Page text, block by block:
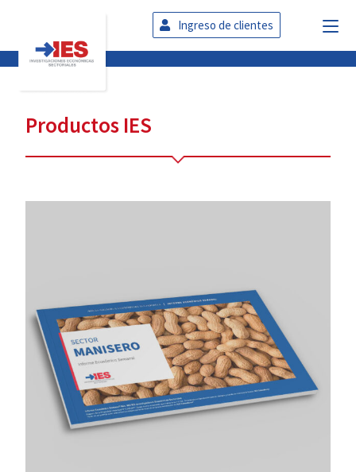
Ingreso de clientes
Productos IES